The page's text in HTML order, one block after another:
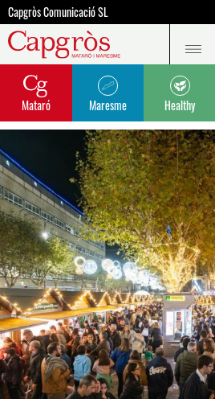
Capgròs Comunicació SL
Mataró Maresme Healthy